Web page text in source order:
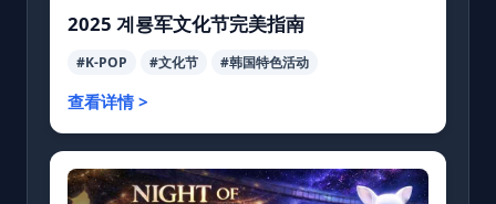
2025 계룡军文化节完美指南
#K-POP #文化节 #韩国特色活动
查看详情 >